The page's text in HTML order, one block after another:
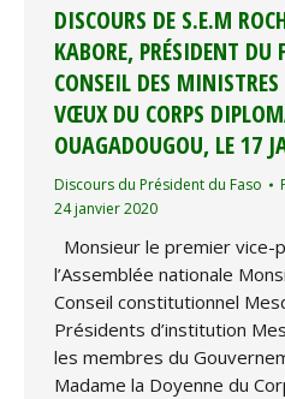
DISCOURS DE S.E.M
KABORE, PRÉSIDENT DU
CONSEIL DES
VŒUX DU CORPS
OUAGADOUGOU, LE 17
Discours du Président du Faso
24 janvier 2020
Monsieur le premier vice-
l’Assemblée nationale
Conseil constitutionnel
Présidents d’institution
les membres du
Madame la Doyenne du